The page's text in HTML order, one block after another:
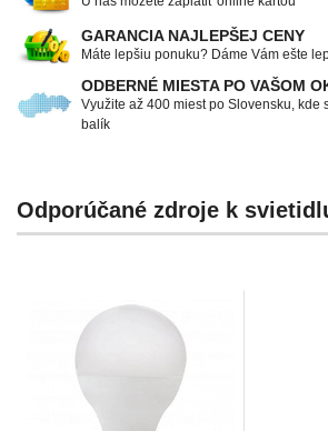
GARANCIA NAJLEPŠEJ CENY
Máte lepšiu ponuku? Dáme Vám ešte
ODBERNÉ MIESTA PO VAŠOM
Využite až 400 miest po Slovensku, kde
balík
Odporúčané zdroje k